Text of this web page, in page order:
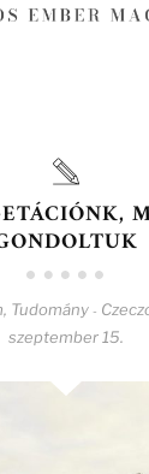
, Tudomány -
szeptember 15.